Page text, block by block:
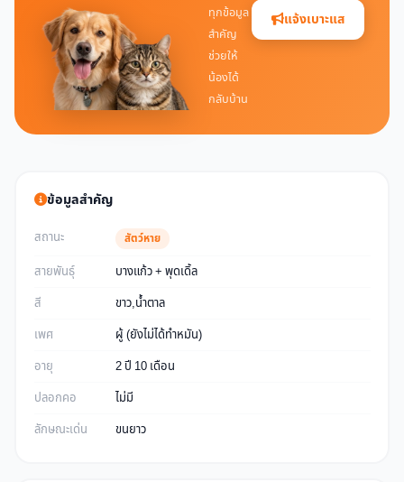
ทุกข้อมูล
สำคัญ
ช่วยให้
น้องได้
กลับบ้าน
แจ้งเบาะแส
ข้อมูลสำคัญ
สถานะ สัตว์หาย
สายพันธุ์
บางแก้ว + พุดเดิ้ล
สี
ขาว,น้ำตาล
เพศ
ผู้ (ยังไม่ได้ทำหมัน)
อายุ
2 ปี 10 เดือน
ปลอกคอ
ไม่มี
ลักษณะเด่น
ขนยาว